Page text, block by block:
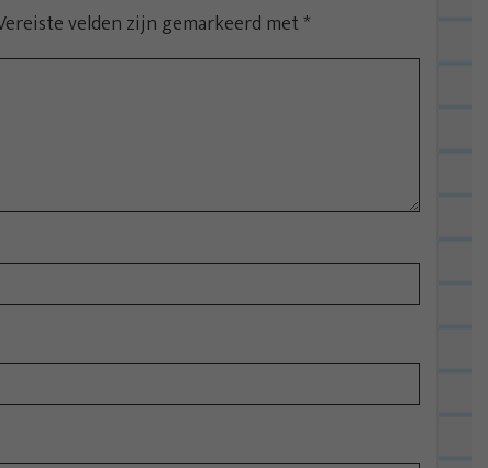
velden zijn gemarkeerd met*